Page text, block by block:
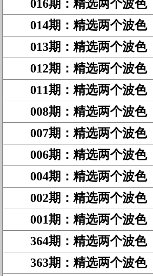
016期 ： 精选两个波色
014期 ： 精选两个波色
013期 ： 精选两个波色
012期 ： 精选两个波色
011期 ： 精选两个波色
008期 ： 精选两个波色
007期 ： 精选两个波色
006期 ： 精选两个波色
004期 ： 精选两个波色
002期 ： 精选两个波色
001期 ： 精选两个波色
364期 ： 精选两个波色
363期 ： 精选两个波色